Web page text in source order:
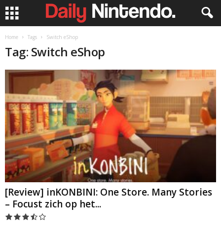
Home Tags Switch eShop
Tag: Switch eShop
[Review] inKONBINI: One Store. Many Stories
– Focust zich op het...